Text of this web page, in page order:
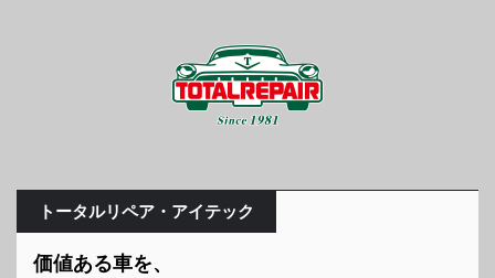
トータルリペア・アイテック
価値ある車を、